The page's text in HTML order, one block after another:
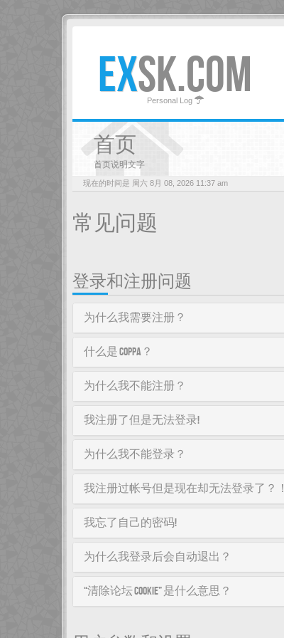
EXSK.COM
Personal Log
首页
首页说明文字
现在的时间是 周六 8月 08, 2026 11:37 am
常见问题
登录和注册问题
为什么我需要注册？
什么是 COPPA？
为什么我不能注册？
我注册了但是无法登录!
为什么我不能登录？
我注册过帐号但是现在却无法登录了？！
我忘了自己的密码!
为什么我登录后会自动退出？
“清除论坛 cookie” 是什么意思？